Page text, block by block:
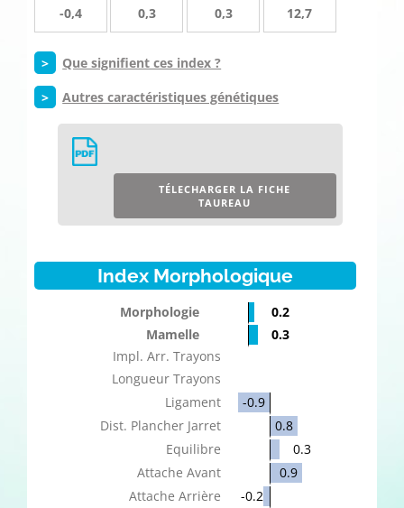
-0,4
0,3
0,3 12,7
> Que signifient ces index ?
> Autres caractéristiques génétiques
TÉLECHARGER LA FICHE
TAUREAU
Index Morphologique
Morphologie
0.2
Mamelle
0.3
Impl. Arr. Trayons
Longueur Trayons
Ligament
-0.9
Dist. Plancher Jarret
0.8
Equilibre
0.3
Attache Avant
0.9
Attache Arrière
-0.2